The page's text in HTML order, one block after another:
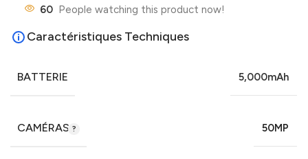
60 People watching this product now!
Caractéristiques Techniques
BATTERIE 5,000mAh
CAMÉRAS 50MP